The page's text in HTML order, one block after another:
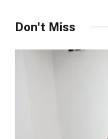
Don't Miss